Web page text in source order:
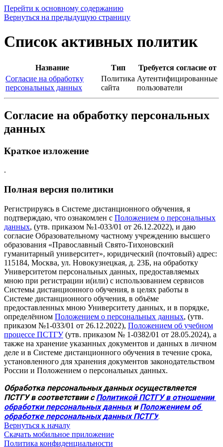
Перейти к основному содержанию
Вернуться на предыдущую страницу
Список активных политик
Название Тип
Требуется согласие от
Согласие на обработку
персональных данных
Политика
сайта
Аутентифицированные
пользователи
Согласие на обработку персональных
данных
Краткое изложение
.
Полная версия политики
Регистрируясь в Системе дистанционного обучения, я
подтверждаю, что ознакомлен с Положением о персональных
данных, (утв. приказом №1-033/01 от 26.12.2022), и даю
согласие Образовательному частному учреждению высшего
образования «Православный Свято-Тихоновский
гуманитарный университет», юридический (почтовый) адрес:
115184, Москва, ул. Новокузнецкая, д. 23Б, на обработку
Университетом персональных данных, предоставляемых
мною при регистрации и(или) с использованием сервисов
Системы дистанционного обучения, в целях работы в
Системе дистанционного обучения, в объёме
предоставленных мною Университету данных, и в порядке,
определённом Положением о персональных данных, (утв.
приказом №1-033/01 от 26.12.2022), Положением об учебном
процессе ПСТГУ(утв. приказом № 1-0382/01 от 28.05.2024), а
также на хранение указанных документов и данных в личном
деле и в Системе дистанционного обучения в течение срока,
установленного для хранения документов законодательством
России и Положением о персональных данных.
Обработка персональных данных осуществляется
ПСТГУ в соответствии с Политикой ПСТГУ в отношении
обработки персональных данных и Положением об
обработке персональных данных ПСТГУ.
Вернуться к началу
Скачать мобильное приложение
Политика конфиденциальности